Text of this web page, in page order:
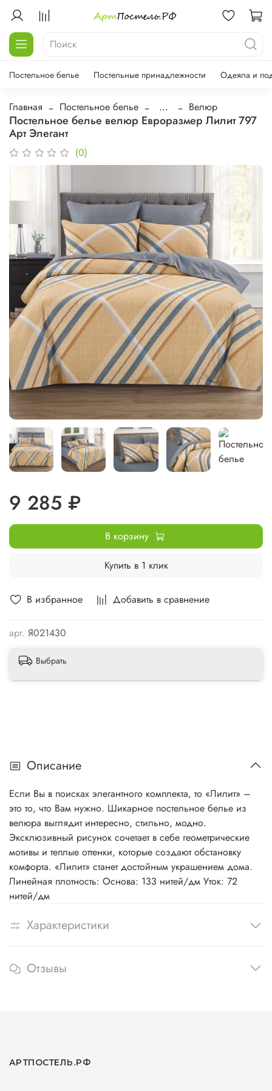
Постельное белье Постельные принадлежности Одеяла и
Главная Постельное белье ... Велюр
Постельное белье велюр Евроразмер Лилит 797
Арт Элегант
(0)
В избранное Добавить в сравнение
арт. Я021430
9 285 ₽
В корзину
Купить в 1 клик
Выбрать
Описание
Если Вы в поисках элегантного комплекта, то «Лилит» –
это то, что Вам нужно. Шикарное постельное белье из
велюра выглядит интересно, стильно, модно.
Эксклюзивный рисунок сочетает в себе геометрические
мотивы и теплые оттенки, которые создают обстановку
комфорта. «Лилит» станет достойным украшением дома.
Линейная плотность: Основа: 133 нитей/дм Уток: 72
нитей/дм
Характеристики
Отзывы
АРТПОСТЕЛЬ.РФ